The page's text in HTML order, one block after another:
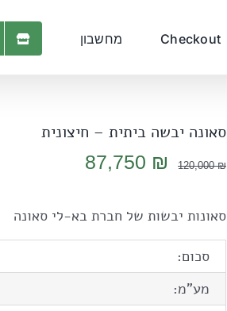
Checkout מחשבון
סאונה יבשה ביתית – חיצונית
120,000₪
המחיר
היה:
87,750 ₪
הוא:
סאונות יבשות של חברת בא-לי סאונה
סכום:
מע"מ: